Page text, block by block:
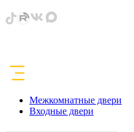
Межкомнатные двери
Входные двери